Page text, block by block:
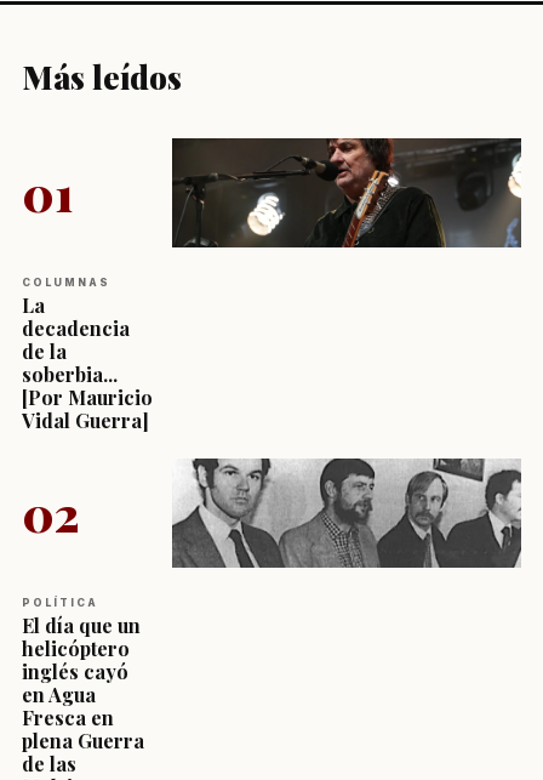
Más leídos
01
COLUMNAS
La
decadencia
de la
soberbia...
[Por Mauricio
Vidal Guerra]
02
POLÍTICA
El día que un
helicóptero
inglés cayó
en Agua
Fresca en
plena Guerra
de las